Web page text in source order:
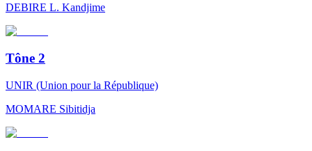
DEBIRE L. Kandjime
Tône 2
UNIR (Union pour la République)
MOMARE Sibitidja